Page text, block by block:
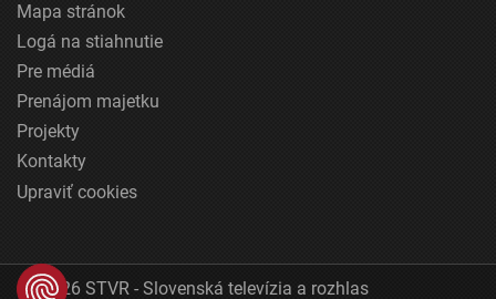
Mapa stránok
Logá na stiahnutie
Pre médiá
Prenájom majetku
Projekty
Kontakty
Upraviť cookies
© 2026 STVR - Slovenská televízia a rozhlas